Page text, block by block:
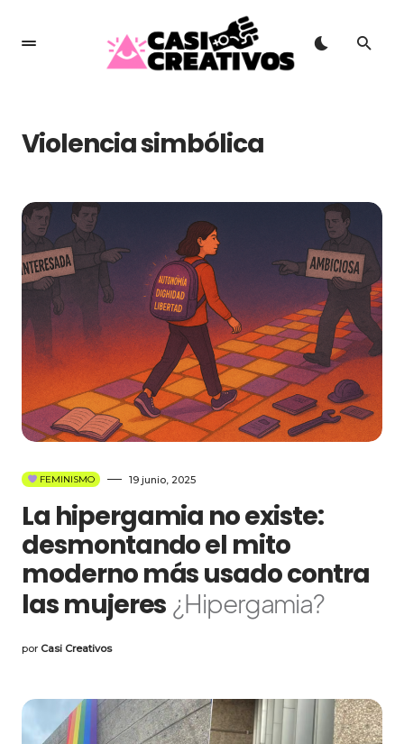
Violencia simbólica
FEMINISMO 19 junio, 2025
La hipergamia no existe:
desmontando el mito
moderno más usado contra
las mujeres ¿Hipergamia?
por Casi Creativos